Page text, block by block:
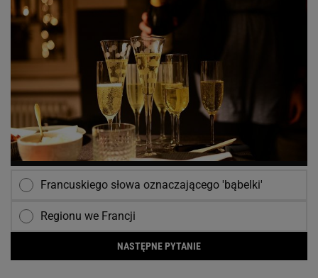
Francuskiego słowa oznaczającego 'bąbelki'
Regionu we Francji
NASTĘPNE PYTANIE